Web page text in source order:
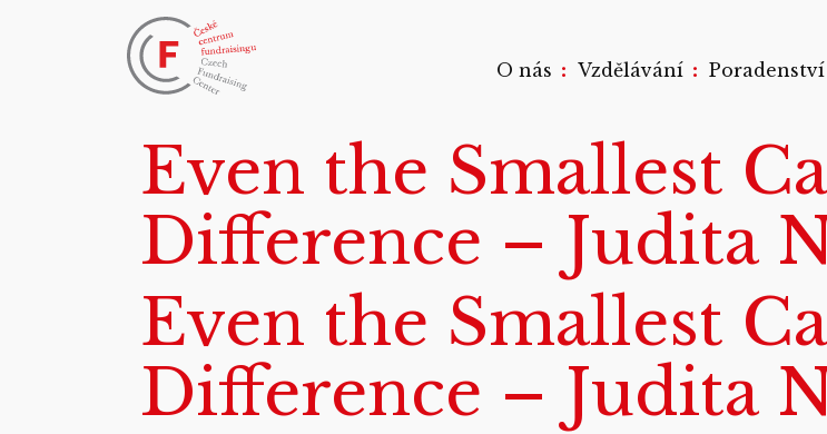
O nás : Vzdělávání : Poradenství
Even the Smallest
Difference – Judita
Even the Smallest
Difference – Judita